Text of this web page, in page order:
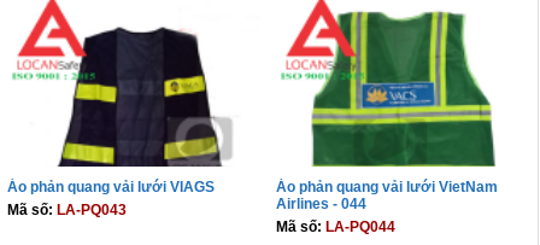
Áo phản quang vải lưới VIAGS
Mã số: LA-PQ043
Áo phản quang vải lưới VietNam
Airlines - 044
Mã số: LA-PQ044